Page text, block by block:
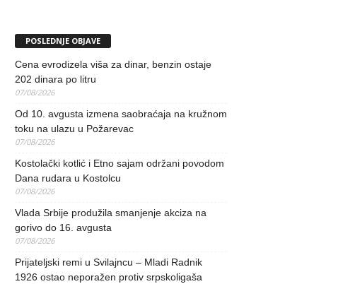
POSLEDNJE OBJAVE
Cena evrodizela viša za dinar, benzin ostaje
202 dinara po litru
07/08/2026
Od 10. avgusta izmena saobraćaja na kružnom
toku na ulazu u Požarevac
07/08/2026
Kostolački kotlić i Etno sajam održani povodom
Dana rudara u Kostolcu
07/08/2026
Vlada Srbije produžila smanjenje akciza na
gorivo do 16. avgusta
07/08/2026
Prijateljski remi u Svilajncu – Mladi Radnik
1926 ostao neporažen protiv srpskoligaša